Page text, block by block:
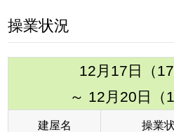
操業状況
12月17日（17
～ 12月20日（
建屋名 操業